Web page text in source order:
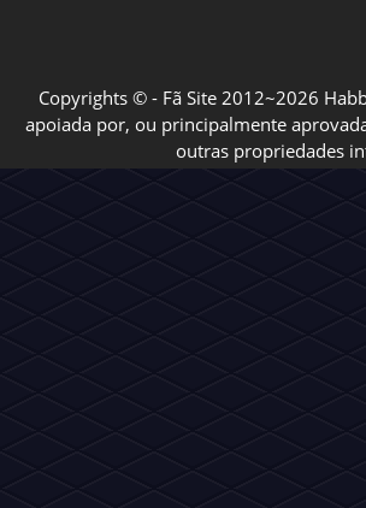
Copyrights © - Fã Site 2012~2026
apoiada por, ou principalmente
outras propriedades